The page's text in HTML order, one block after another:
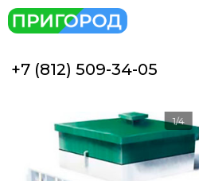
+7 (812) 509-34-05
1/4